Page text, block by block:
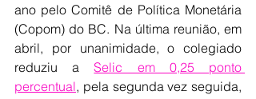
ano pelo Comitê de Política Monetária
(Copom) do BC. Na última reunião, em
abril, por unanimidade, o colegiado
reduziu a Selic em 0,25 ponto
percentual, pela segunda vez seguida,